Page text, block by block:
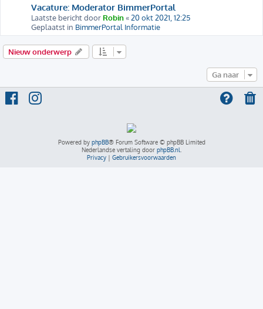
Vacature: Moderator BimmerPortal
Laatste bericht door Robin«20 okt 2021, 12:25
Geplaatst in BimmerPortal Informatie
Nieuw onderwerp
Ga naar
Powered by phpBB® Forum Software © phpBB Limited
Nederlandse vertaling door phpBB.nl
Privacy | Gebruikersvoorwaarden